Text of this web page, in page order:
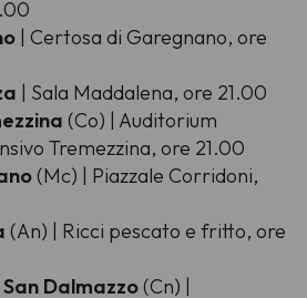
| Certosa di Garegnano, ore
| Sala Maddalena, ore 21.00
(Co) | Auditorium
Tremezzina, ore 21.00
(Mc) | Piazzale Corridoni,
(An) | Ricci pescato e fritto, ore
Dalmazzo(Cn) |